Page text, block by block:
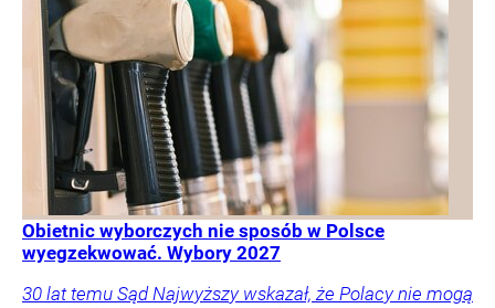
Obietnic wyborczych nie sposób w Polsce
wyegzekwować. Wybory 2027
30 lat temu Sąd Najwyższy wskazał, że Polacy nie mogą